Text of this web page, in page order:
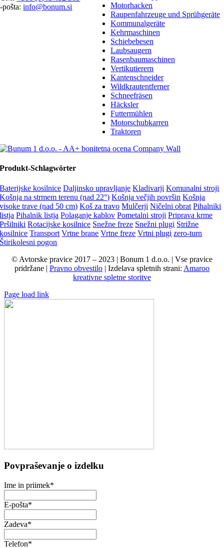
Motorhacken
Raupenfahrzeuge und Sprühgeräte
Kommunalgeräte
Kehrmaschinen
Schiebebesen
Laubsaugern
Rasenbaumaschinen
Vertikutierern
Kantenschneider
Wildkrautentferner
Schneefräsen
Häcksler
Futtermühlen
Motorschubkarren
Traktoren
pošta:info@bonum.si
Produkt-Schlagwörter
Baterijske kosilnice Daljinsko upravljanje Kladivarji Komunalni stroji
Košnja na strmem terenu (nad 22°) Košnja večjih površin Košnja
visoke trave (nad 50 cm) Koš za travo Mulčerji Ničelni obrat Pihalniki
listja Pihalnik listja Polaganje kablov Pometalni stroji Priprava krme
Pršilniki Rotacijske kosilnice Snežne freze Snežni plugi Strižne
kosilnice Transport Vrtne brane Vrtne freze Vrtni plugi zero-turn
Štirikolesni pogon
© Avtorske pravice 2017 – 2023 | Bonum 1 d.o.o. | Vse pravice
pridržane | Pravno obvestilo | Izdelava spletnih strani: Amaroo
kreativne spletne storitve
Page load link
Povpraševanje o izdelku
Ime in priimek*
E-pošta*
Zadeva*
Telefon*